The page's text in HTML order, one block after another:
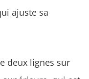
ajuste sa
deux lignes sur